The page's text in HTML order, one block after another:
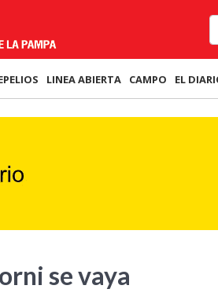
LINEA ABIERTA CAMPO EL
se vaya